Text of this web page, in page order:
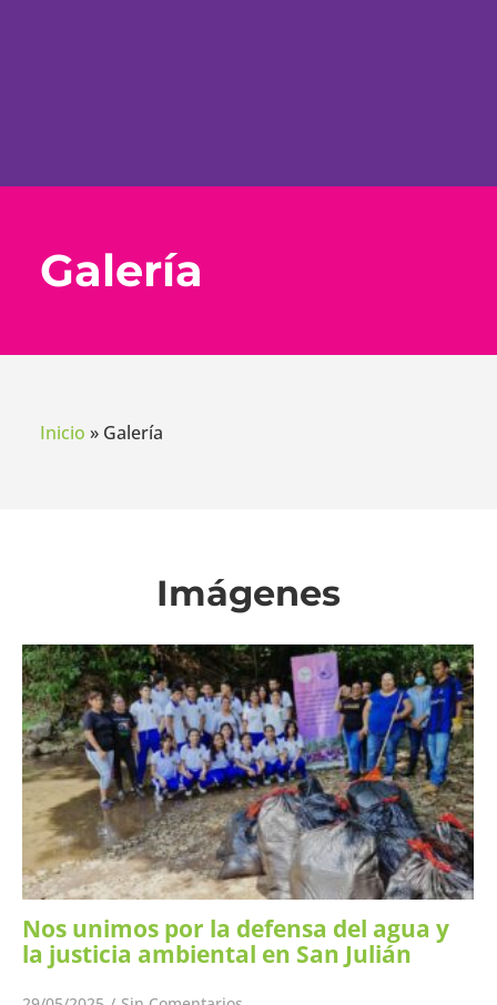
Galería
Inicio »Galería
Imágenes
Nos unimos por la defensa del agua y
la justicia ambiental en San Julián